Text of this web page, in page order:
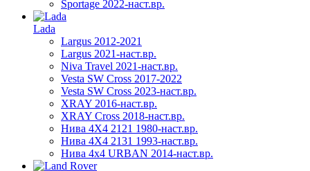
Sportage 2022-наст.вр.
Lada
Largus 2012-2021
Largus 2021-наст.вр.
Niva Travel 2021-наст.вр.
Vesta SW Cross 2017-2022
Vesta SW Cross 2023-наст.вр.
XRAY 2016-наст.вр.
XRAY Cross 2018-наст.вр.
Нива 4X4 2121 1980-наст.вр.
Нива 4X4 2131 1993-наст.вр.
Нива 4х4 URBAN 2014-наст.вр.